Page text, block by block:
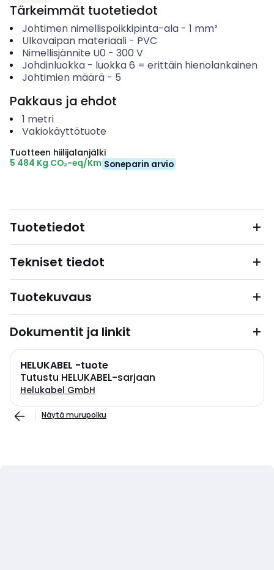
Tärkeimmät tuotetiedot
Johtimen nimellispoikkipinta-ala- 1 mm²
Ulkovaipan materiaali- PVC
Nimellisjännite U0 - 300 V
Johdinluokka- luokka 6 = erittäin hienolankainen
Johtimien määrä- 5
Pakkaus ja ehdot
1 metri
Vakiokäyttötuote
Tuotteen hiilijalanjälki
5 484 Kg CO₂-eq/Km Soneparin arvio
Tuotetiedot
Tekniset tiedot
Tuotekuvaus
Dokumentit ja linkit
HELUKABEL -tuote
Tutustu HELUKABEL-sarjaan
Helukabel GmbH
Näytä murupolku